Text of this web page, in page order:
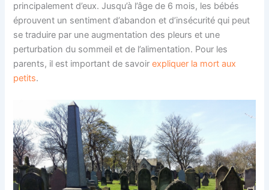
principalement d’eux. Jusqu’à l’âge de 6 mois, les bébés
éprouvent un sentiment d’abandon et d’insécurité qui peut
se traduire par une augmentation des pleurs et une
perturbation du sommeil et de l’alimentation. Pour les
parents, il est important de savoirexpliquer la mort aux
petits.